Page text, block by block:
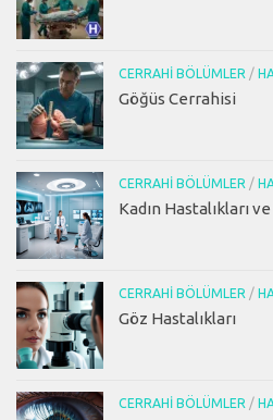
CERRAHI BÖLÜMLER /
Göğüs Cerrahisi
CERRAHI BÖLÜMLER /
Kadın Hastalıkları
CERRAHI BÖLÜMLER /
Göz Hastalıkları
CERRAHI BÖLÜMLER /